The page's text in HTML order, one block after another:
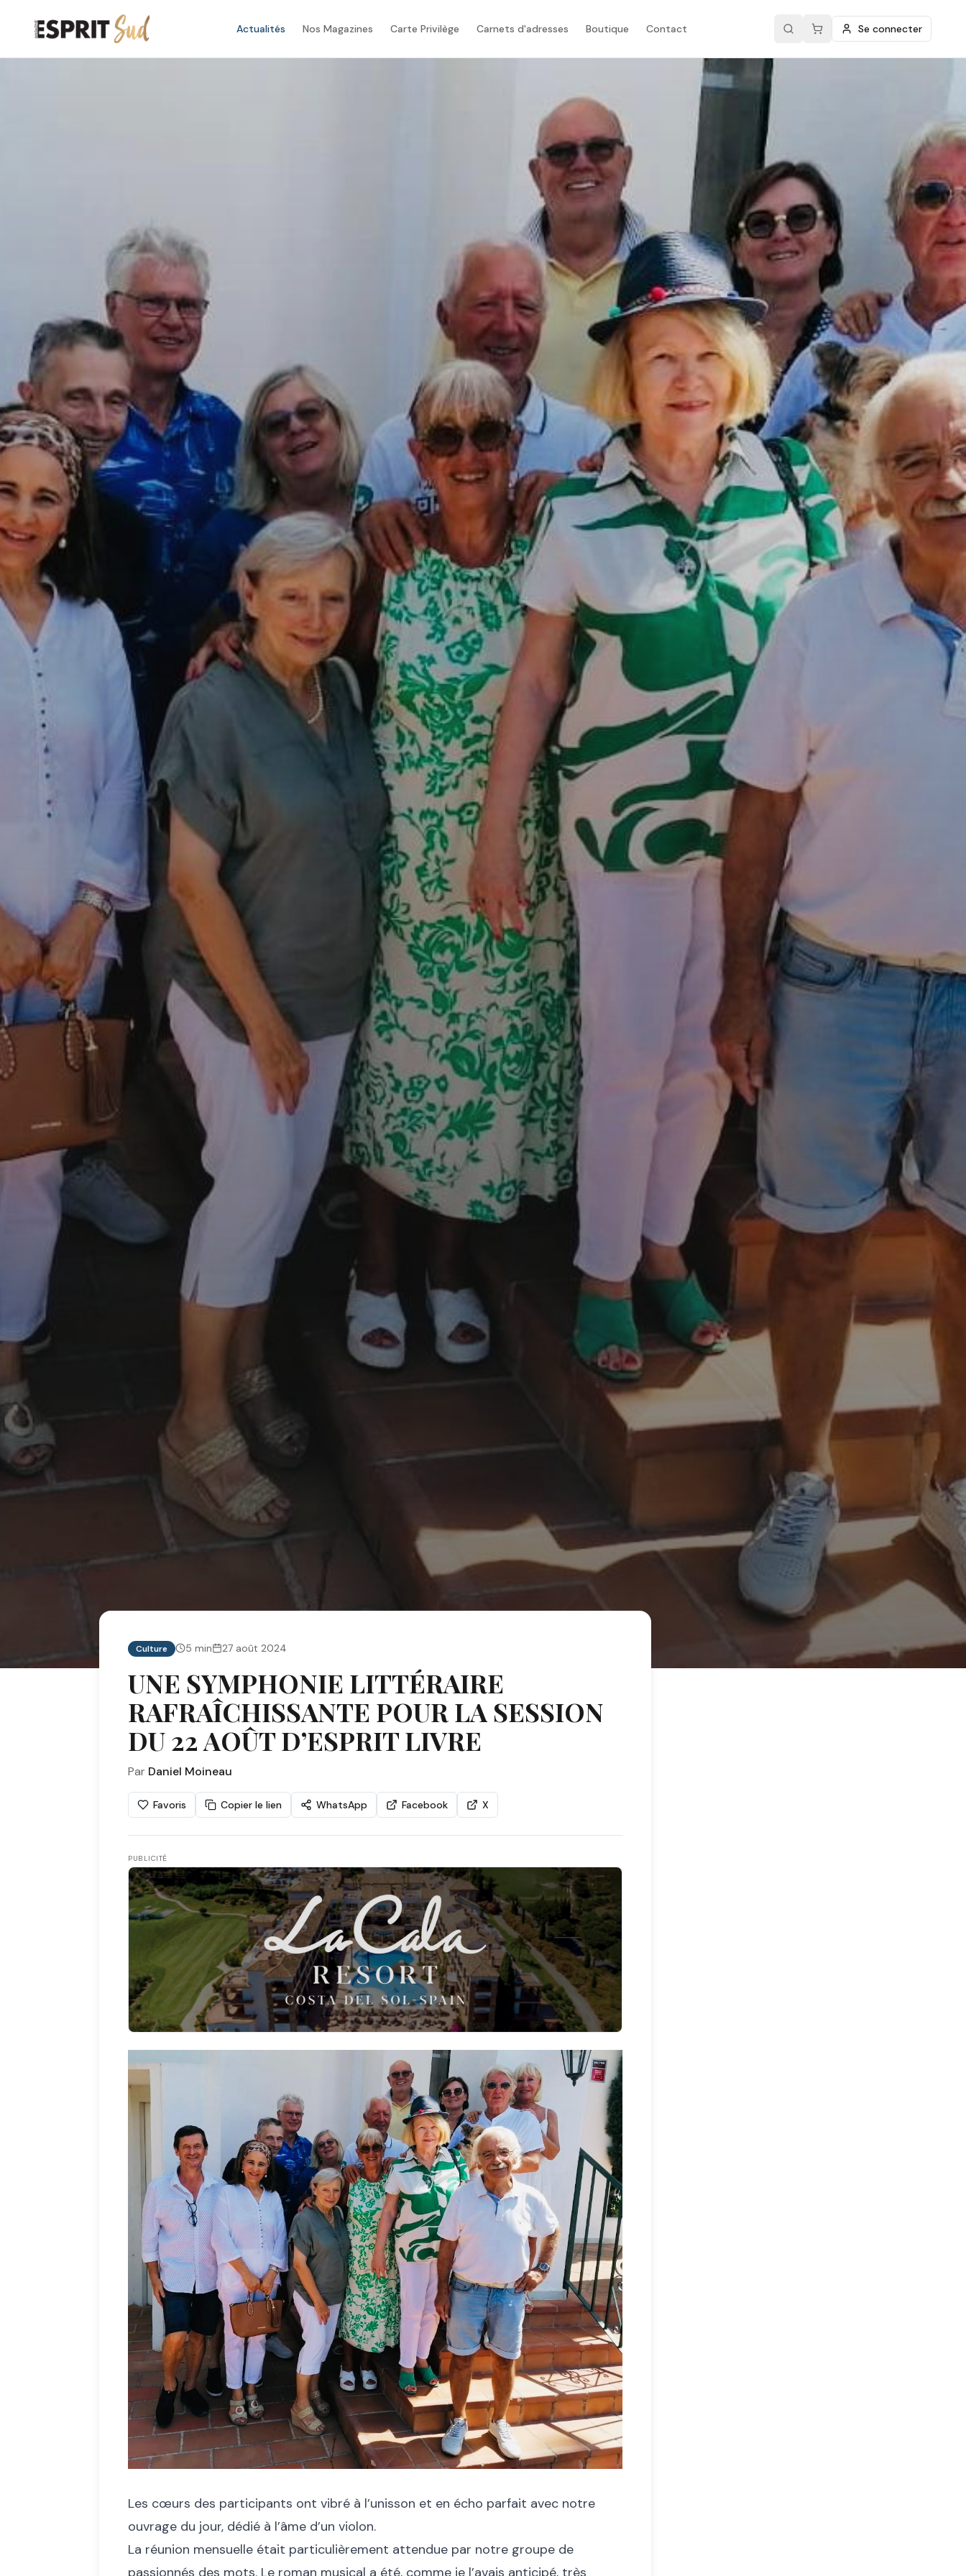
Actualités Nos Magazines Carte Privilège Carnets d'adresses Boutique Contact Se connecter
Culture 5 min 27 août 2024
UNE SYMPHONIE LITTÉRAIRE
RAFRAÎCHISSANTE POUR LA SESSION
DU 22 AOÛT D’ESPRIT LIVRE
Par Daniel Moineau
Favoris Copier le lien WhatsApp Facebook X
PUBLICITÉ
Les cœurs des participants ont vibré à l’unisson et en écho parfait avec notre
ouvrage du jour, dédié à l’âme d’un violon.
La réunion mensuelle était particulièrement attendue par notre groupe de
passionnés des mots. Le roman musical a été, comme je l’avais anticipé, très